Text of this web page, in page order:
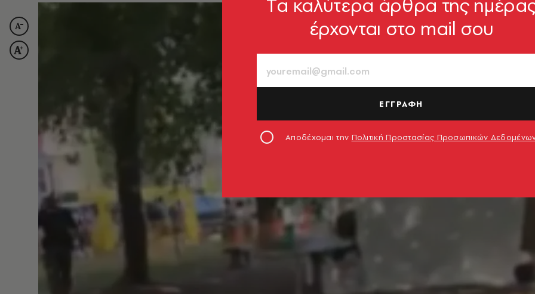
Tα καλύτερα άρθρα της
έρχονται στο mail σου
ΕΓΓΡΑΦΗ
Αποδέχομαι την Πολιτική Προστασίας Προσωπικών